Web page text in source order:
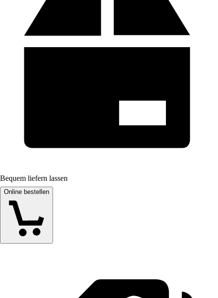
Bequem liefern lassen
Online bestellen